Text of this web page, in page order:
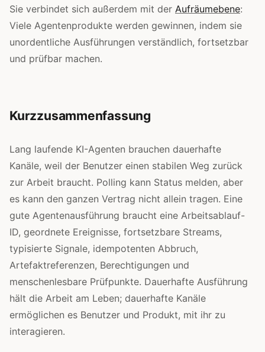
Sie verbindet sich außerdem mit der Aufräumebene:
Viele Agentenprodukte werden gewinnen, indem sie
unordentliche Ausführungen verständlich, fortsetzbar
und prüfbar machen.
Kurzzusammenfassung
Lang laufende KI-Agenten brauchen dauerhafte
Kanäle, weil der Benutzer einen stabilen Weg zurück
zur Arbeit braucht. Polling kann Status melden, aber
es kann den ganzen Vertrag nicht allein tragen. Eine
gute Agentenausführung braucht eine Arbeitsablauf-
ID, geordnete Ereignisse, fortsetzbare Streams,
typisierte Signale, idempotenten Abbruch,
Artefaktreferenzen, Berechtigungen und
menschenlesbare Prüfpunkte. Dauerhafte Ausführung
hält die Arbeit am Leben; dauerhafte Kanäle
ermöglichen es Benutzer und Produkt, mit ihr zu
interagieren.